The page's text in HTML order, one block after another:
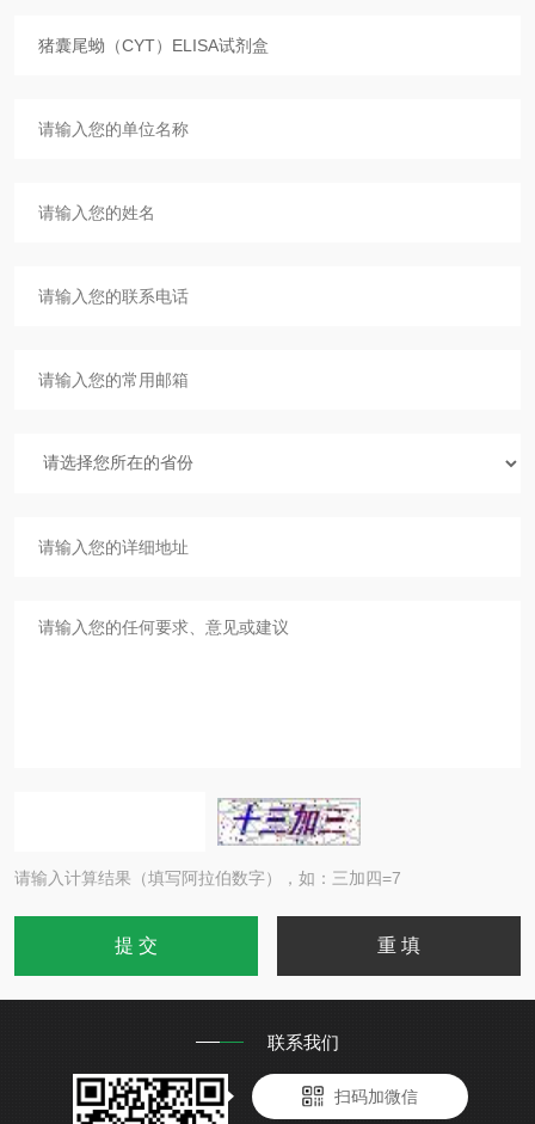
请输入计算结果（填写阿拉伯数字），如：三加四=7
联系我们
扫码加微信